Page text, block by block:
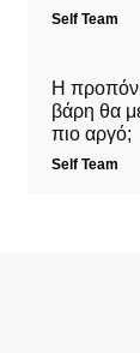
Self Team
Η
βάρη θα
πιο αργό;
Self Team